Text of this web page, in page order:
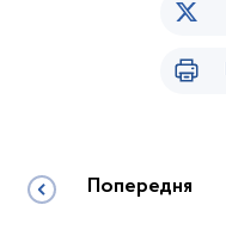
Попередня